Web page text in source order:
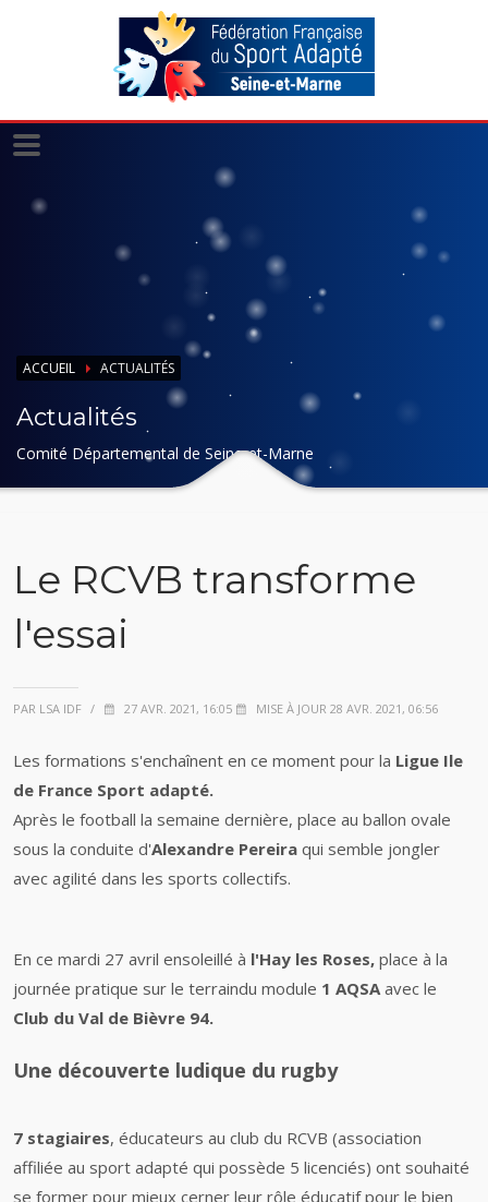
ACCUEIL ACTUALITÉS
Actualités
Comité Départemental de Seine-et-Marne
Le RCVB transforme
l'essai
PAR LSA IDF / 27 AVR. 2021, 16:05 MISE À JOUR 28 AVR. 2021, 06:56
Les formations s'enchaînent en ce moment pour la Ligue Ile
de France Sport adapté.
Après le football la semaine dernière, place au ballon ovale
sous la conduite d'Alexandre Pereira qui semble jongler
avec agilité dans les sports collectifs.
En ce mardi 27 avril ensoleillé à l'Hay les Roses, place à la
journée pratique sur le terraindu module 1 AQSAavec le
Club du Val de Bièvre 94.
Une découverte ludique du rugby
7 stagiaires, éducateurs au club du RCVB (association
affiliée au sport adapté qui possède 5 licenciés) ont souhaité
se former pour mieux cerner leur rôle éducatif pour le bien
Panneau de gestion des cookies